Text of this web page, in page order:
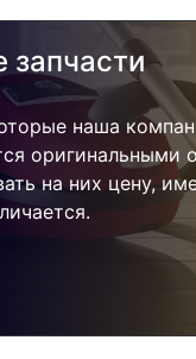
запчасти
наша
оригинальными
на них цену,